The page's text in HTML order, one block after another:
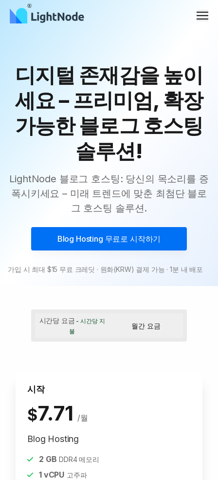
메뉴
디지털 존재감을 높이
세요 – 프리미엄, 확장
가능한 블로그 호스팅
솔루션!
LightNode 블로그 호스팅: 당신의 목소리를 증
폭시키세요 – 미래 트렌드에 맞춘 최첨단 블로
그 호스팅 솔루션.
Blog Hosting 무료로 시작하기
가입 시 최대 $15 무료 크레딧 · 원화(KRW) 결제 가능 · 1분 내 배포
시간당 요금 - 시간당 지
불
월간 요금
시작
$7.71 /월
Blog Hosting
2 GB DDR4 메모리
1vCPU 고주파